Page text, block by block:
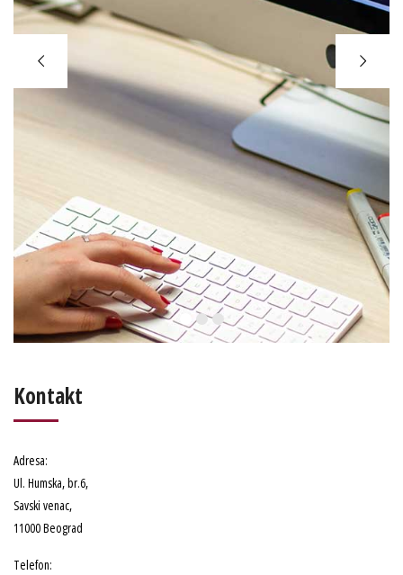
Kontakt
Adresa:
Ul. Humska, br.6,
Savski venac,
11000 Beograd
Telefon: